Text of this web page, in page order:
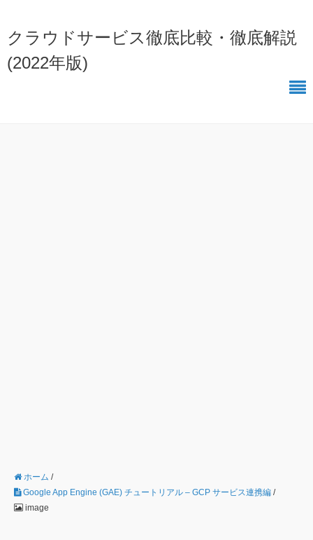
クラウドサービス徹底比較・徹底解説
(2022年版)
ホーム /
Google App Engine (GAE) チュートリアル – GCP サービス連携編 /
image